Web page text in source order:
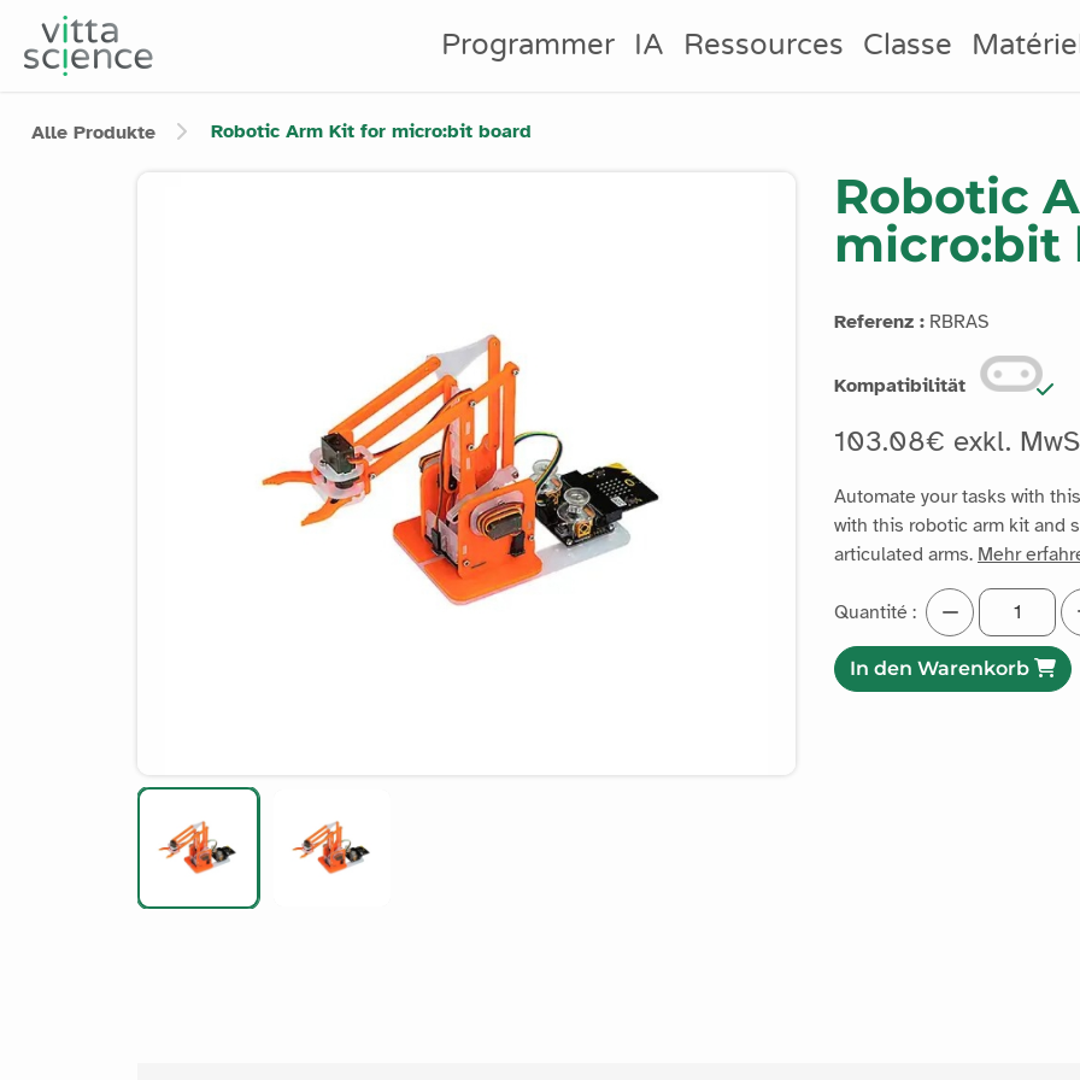
Programmer IA Ressources Classe
Alle Produkte Robotic Arm Kit for micro:bit board
Robotic
micro:bit
Referenz : RBRAS
Kompatibilität
103.08€ exkl.
Automate your tasks with
with this robotic arm kit and
articulated arms. Mehr
Quantité :
In den Warenkorb